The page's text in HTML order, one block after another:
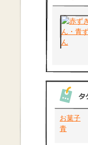
お菓子
青